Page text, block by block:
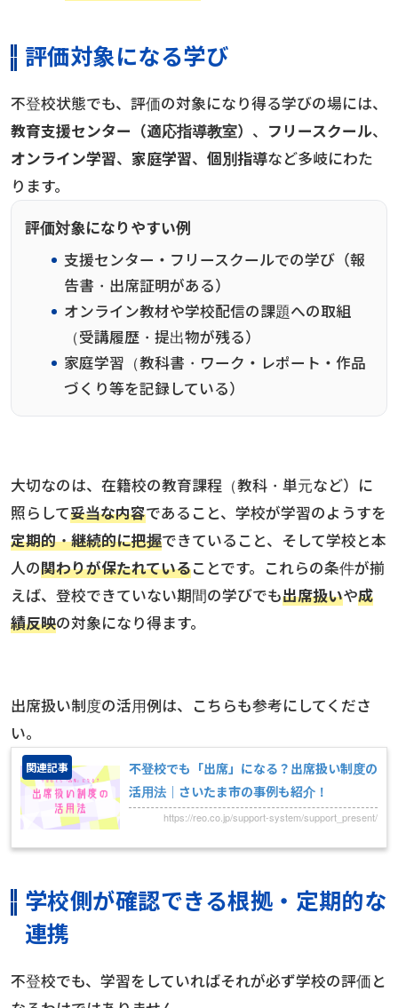
評価対象になる学び
不登校状態でも、評価の対象になり得る学びの場には、
教育支援センター（適応指導教室） 、 フリースクール、
オンライン学習、 家庭学習、 個別指導など多岐にわた
ります。
評価対象になりやすい例
支援センター・フリースクールでの学び（報
告書・出席証明がある）
オンライン教材や学校配信の課題への取組
（受講履歴・提出物が残る）
家庭学習（教科書・ワーク・レポート・作品
づくり等を記録している）
大切なのは、在籍校の教育課程（教科・単元など）に
照らして妥当な内容であること、学校が学習のようすを
定期的・継続的に把握できていること、そして学校と本
人の関わりが保たれていることです。これらの条件が揃
えば、登校できていない期間の学びでも出席扱いや成
績反映の対象になり得ます。
出席扱い制度の活用例は、こちらも参考にしてくださ
い。
関連記事
不登校でも「出席」になる？出席扱い制度の
活用法｜さいたま市の事例も紹介！
https://reo.co.jp/support-system/support_present/
学校側が確認できる根拠・定期的な
連携
不登校でも、学習をしていればそれが必ず学校の評価と